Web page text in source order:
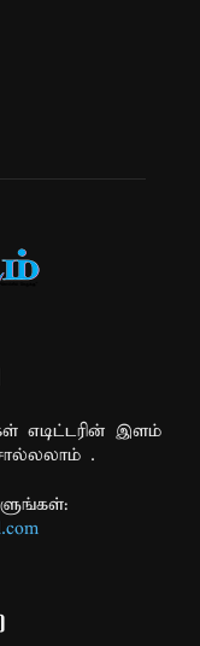
எடிட்டரின் இளம்
.